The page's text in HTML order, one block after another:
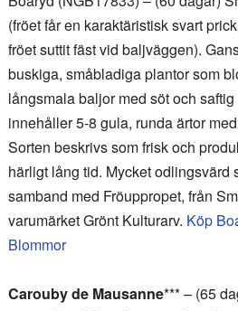
(fröet får en karaktäristisk svart
fröet suttit fäst vid baljväggen).
buskiga, småbladiga plantor som
långsmala baljor med söt och
innehåller 5-8 gula, runda ärtor
Sorten beskrivs som frisk och
härligt lång tid. Mycket odlingsvärd
samband med Fröuppropet, från
varumärket Grönt Kulturarv. Köp
Blommor
Carouby de Mausanne*** – (65